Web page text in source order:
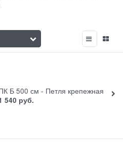
Б 500 см - Петля крепежная
540 руб.